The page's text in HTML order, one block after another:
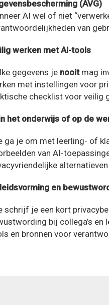
(AVG)
AI wel of niet
van
werken met AI-tools
gegevens je nooitmag
met instellingen voor
checklist voor veilig
in het onderwijs of op de
ga je om met leerling- of
van AI-
en
schrijf je een kort
bij collega’s en
en bronnen voor